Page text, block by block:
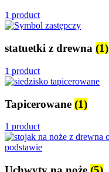
1 product
statuetki z drewna (1)
1 product
Tapicerowane (1)
1 product